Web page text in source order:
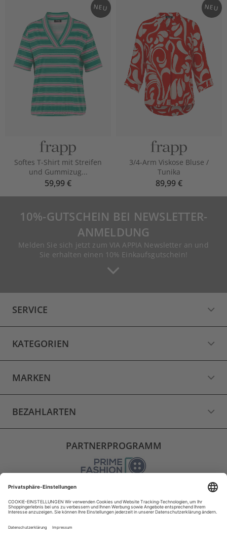
NEU
Softes T-Shirt mit Streifen
und Gummizug...
59,99 €
NEU
3/4-Arm Viskose Bluse /
Tunika
89,99 €
10%-GUTSCHEIN BEI NEWSLETTER-
ANMELDUNG
Melden Sie sich jetzt zum VIA APPIA Newsletter an und
Sie erhalten einen 10% Einkaufsgutschein!
SERVICE
KATEGORIEN
MARKEN
BEZAHLARTEN
PARTNERPROGRAMM
VERSAND